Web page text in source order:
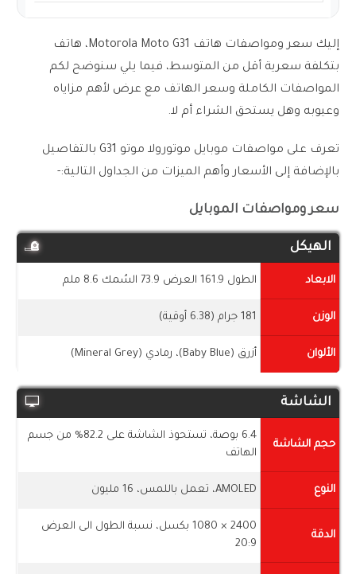
إليك سعر ومواصفات هاتف Motorola Moto G31، هاتف
بتكلفة سعرية أقل من المتوسط، فيما يلي سنوضح لكم
المواصفات الكاملة وسعر الهاتف مع عرض لأهم مزاياه
وعيوبه وهل يستحق الشراء أم لا.
تعرف على مواصفات موبايل موتورولا موتو G31 بالتفاصيل
بالإضافة إلى الأسعار وأهم الميزات من الجداول التالية:-
سعر ومواصفات الموبايل
الهيكل
الابعاد الطول 161.9 العرض 73.9 السُمك 8.6 ملم
الوزن 181 جرام (6.38 أوقية)
الألوان أزرق (Baby Blue)، رمادي (Mineral Grey)
الشاشة
حجم الشاشة
6.4 بوصة، تستحوذ الشاشة على 82.2% من جسم
الهاتف
النوع AMOLED، تعمل باللمس، 16 مليون
الدقة
2400 × 1080 بكسل، نسبة الطول الى العرض
20:9